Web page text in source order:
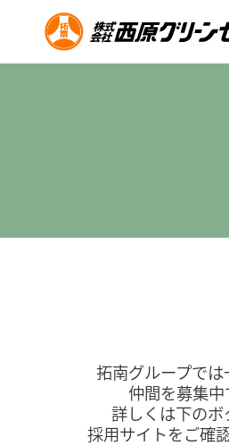
拓南グループでは
仲間を募集中
詳しくは下のボ
採用サイトをご確